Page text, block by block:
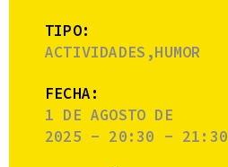
TIPO:
ACTIVIDADES,HUMOR
FECHA:
1 DE AGOSTO DE
2025 - 20:30 - 21:30